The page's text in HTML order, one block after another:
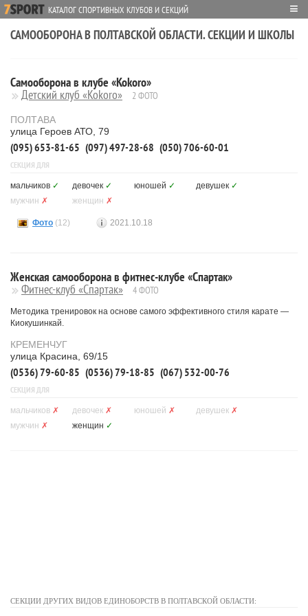
КАТАЛОГ СПОРТИВНЫХ КЛУБОВ И СЕКЦИЙ ≡
САМООБОРОНА В ПОЛТАВСКОЙ ОБЛАСТИ. СЕКЦИИ И ШКОЛЫ
Самооборона в клубе «Kokoro»
Детский клуб «Kokoro» 2 ФОТО
ПОЛТАВА
улица Героев АТО, 79
(095) 653-81-65 (097) 497-28-68 (050) 706-60-01
СЕКЦИЯ ДЛЯ
мальчиков ✓ девочек ✓ юношей ✓ девушек ✓
мужчин ✗ женщин ✗
Фото (12) 2021.10.18
Женская самооборона в фитнес-клубе «Спартак»
Фитнес-клуб «Спартак» 4 ФОТО
Методика тренировок на основе самого эффективного стиля карате —
Киокушинкай.
КРЕМЕНЧУГ
улица Красина, 69/15
(0536) 79-60-85 (0536) 79-18-85 (067) 532-00-76
СЕКЦИЯ ДЛЯ
мальчиков ✗ девочек ✗ юношей ✗ девушек ✗
мужчин ✗ женщин ✓
СЕКЦИИ ДРУГИХ ВИДОВ ЕДИНОБОРСТВ В ПОЛТАВСКОЙ ОБЛАСТИ: